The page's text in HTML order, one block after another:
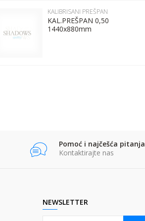
KALIBRISANI PREŠPAN
KAL.PREŠPAN 0,50
1440x880mm
Pomoć i najčešća pitanja
Kontaktirajte nas
NEWSLETTER